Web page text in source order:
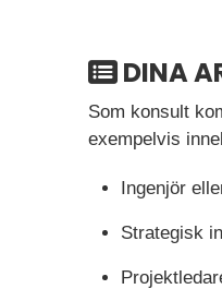
DINA
Som konsult
exempelvis
Ingenjör
Strategisk